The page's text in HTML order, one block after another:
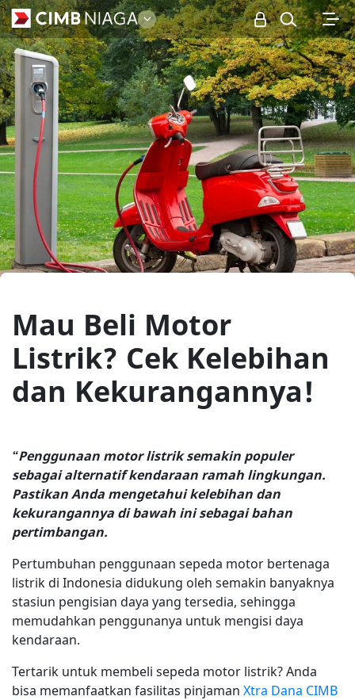
Personal
Mau Beli Motor
Listrik? Cek Kelebihan
dan Kekurangannya!
“Penggunaan motor listrik semakin populer
sebagai alternatif kendaraan ramah lingkungan.
Pastikan Anda mengetahui kelebihan dan
kekurangannya di bawah ini sebagai bahan
pertimbangan.
Pertumbuhan penggunaan sepeda motor bertenaga
listrik di Indonesia didukung oleh semakin banyaknya
stasiun pengisian daya yang tersedia, sehingga
memudahkan penggunanya untuk mengisi daya
kendaraan.
Tertarik untuk membeli sepeda motor listrik? Anda
bisa memanfaatkan fasilitas pinjaman Xtra Dana CIMB